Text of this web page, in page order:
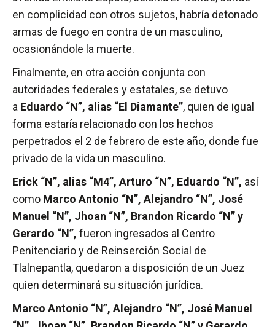
en complicidad con otros sujetos, habría detonado
armas de fuego en contra de un masculino,
ocasionándole la muerte.
Finalmente, en otra acción conjunta con
autoridades federales y estatales, se detuvo
a Eduardo “N”, alias “El Diamante”, quien de igual
forma estaría relacionado con los hechos
perpetrados el 2 de febrero de este año, donde fue
privado de la vida un masculino.
Erick “N”, alias “M4”, Arturo “N”, Eduardo “N”, así
como Marco Antonio “N”, Alejandro “N”, José
Manuel “N”, Jhoan “N”, Brandon Ricardo “N” y
Gerardo “N”, fueron ingresados al Centro
Penitenciario y de Reinserción Social de
Tlalnepantla, quedaron a disposición de un Juez
quien determinará su situación jurídica.
Marco Antonio “N”, Alejandro “N”, José Manuel